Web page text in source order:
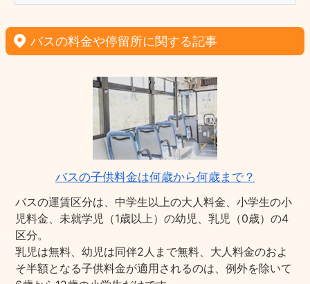
バスの料金や停留所に関する記事
バスの子供料金は何歳から何歳まで？
バスの運賃区分は、中学生以上の大人料金、小学生の小
児料金、未就学児（1歳以上）の幼児、乳児（0歳）の4
区分。
乳児は無料、幼児は同伴2人まで無料、大人料金のおよ
そ半額となる子供料金が適用されるのは、例外を除いて